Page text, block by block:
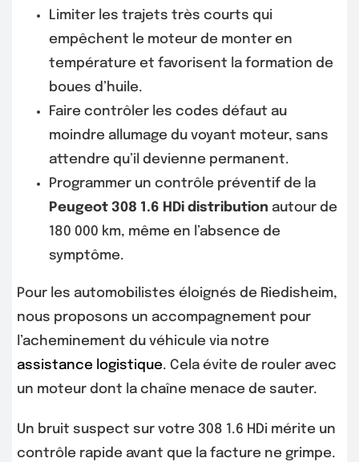
Limiter les trajets très courts qui
empêchent le moteur de monter en
température et favorisent la formation de
boues d’huile.
Faire contrôler les codes défaut au
moindre allumage du voyant moteur, sans
attendre qu’il devienne permanent.
Programmer un contrôle préventif de la
Peugeot 308 1.6 HDi distribution autour de
180 000 km, même en l’absence de
symptôme.
Pour les automobilistes éloignés de Riedisheim,
nous proposons un accompagnement pour
l’acheminement du véhicule via notre
assistance logistique. Cela évite de rouler avec
un moteur dont la chaîne menace de sauter.
Un bruit suspect sur votre 308 1.6 HDi mérite un
contrôle rapide avant que la facture ne grimpe.